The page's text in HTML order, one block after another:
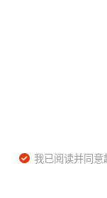
我已阅读并同